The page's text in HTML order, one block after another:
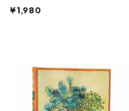
ch 3532 ルートート WR.ポーチ.ラ
¥1,980